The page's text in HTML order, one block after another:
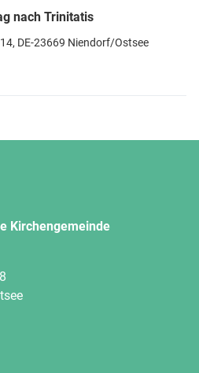
nach Trinitatis
DE-23669 Niendorf/Ostsee
Kirchengemeinde